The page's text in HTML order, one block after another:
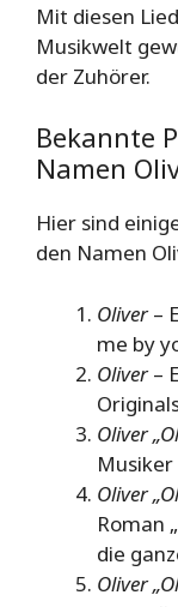
Mit diesen
Musikwelt
der Zuhörer.
Bekannte
Namen
Hier sind
den Namen
Oliver–
me by
Oliver–
Oliver
Musiker
Oliver
Roman
die
Oliver